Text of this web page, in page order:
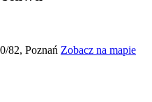
82, Poznań Zobacz na mapie